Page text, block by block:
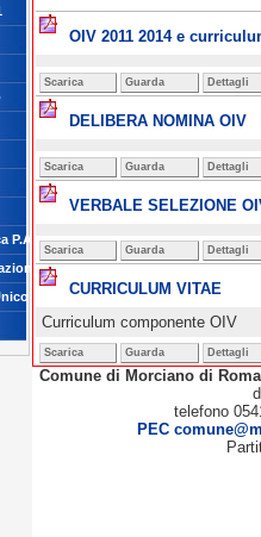
P.A.
OIV 2011 2014 e
Scarica Guarda Dettagli
DELIBERA NOMINA OIV
Scarica Guarda Dettagli
VERBALE SELEZIONE
Scarica Guarda Dettagli
CURRICULUM VITAE
Curriculum componente OIV
Scarica Guarda Dettagli
Comune di Morciano di
telefono
PEC